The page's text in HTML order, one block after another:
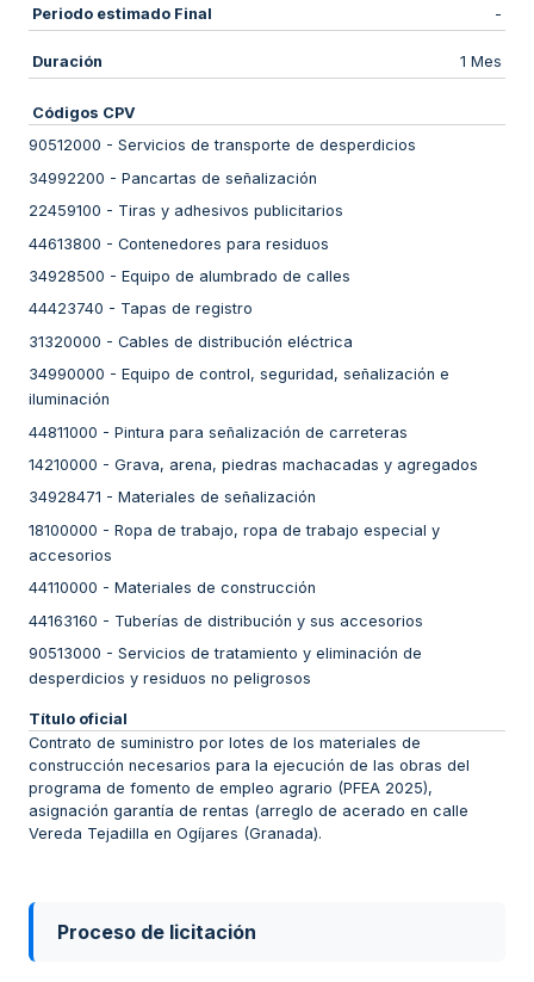
Periodo estimado Final -
Duración 1 Mes
Códigos CPV
90512000 - Servicios de transporte de desperdicios
34992200 - Pancartas de señalización
22459100 - Tiras y adhesivos publicitarios
44613800 - Contenedores para residuos
34928500 - Equipo de alumbrado de calles
44423740 - Tapas de registro
31320000 - Cables de distribución eléctrica
34990000 - Equipo de control, seguridad, señalización e
iluminación
44811000 - Pintura para señalización de carreteras
14210000 - Grava, arena, piedras machacadas y agregados
34928471 - Materiales de señalización
18100000 - Ropa de trabajo, ropa de trabajo especial y
accesorios
44110000 - Materiales de construcción
44163160 - Tuberías de distribución y sus accesorios
90513000 - Servicios de tratamiento y eliminación de
desperdicios y residuos no peligrosos
Título oficial
Contrato de suministro por lotes de los materiales de
construcción necesarios para la ejecución de las obras del
programa de fomento de empleo agrario (PFEA 2025),
asignación garantía de rentas (arreglo de acerado en calle
Vereda Tejadilla en Ogíjares (Granada).
Proceso de licitación